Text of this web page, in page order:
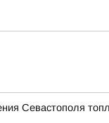
Севастополя